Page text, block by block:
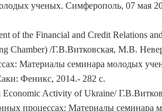
ученых. Симферополь, 07 мая
of the Financial and Credit Relations
Chamber) /Г.В.Витковская, М.В.
Материалы семинара молодых
Феникс, 2014.- 282 с.
Activity of Ukraine/
процессах: Материалы семинара